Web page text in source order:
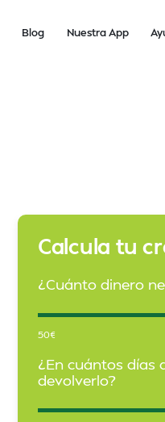
Blog Nuestra App
Calcula tu
¿Cuánto dinero
50€
¿En cuántos días
devolverlo?